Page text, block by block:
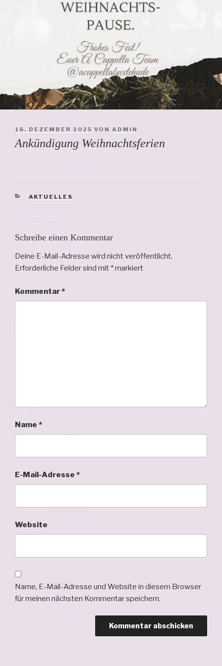
VERÖFFENTLICHT
16. DEZEMBER 2025 VON ADMIN
Ankündigung Weihnachtsferien
KATEGORIEN
AKTUELLES
Schreibe einen Kommentar
Deine E-Mail-Adresse wird nicht veröffentlicht.
Erforderliche Felder sind mit *markiert
Kommentar*
Name *
E-Mail-Adresse *
Website
Name, E-Mail-Adresse und Website in diesem Browser
für meinen nächsten Kommentar speichern.